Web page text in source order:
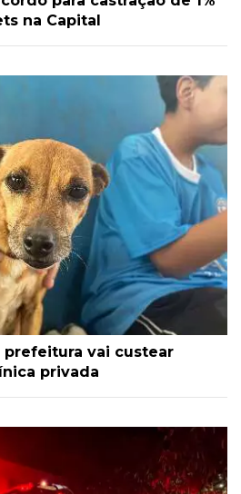
na Capital
prefeitura vai custear
privada